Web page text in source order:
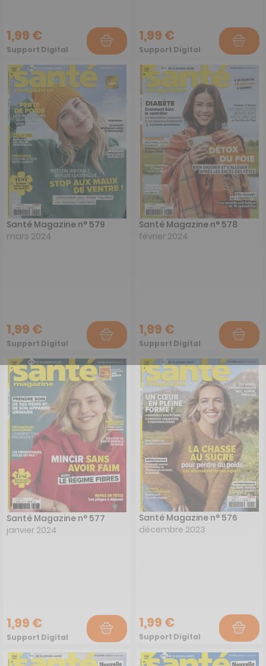
1,99 €
Support Digital
1,99 €
Support Digital
Santé Magazine n° 579
mars 2024
1,99 €
Support Digital
Santé Magazine n° 578
février 2024
1,99 €
Support Digital
Santé Magazine n° 577
janvier 2024
1,99 €
Support Digital
Santé Magazine n° 576
décembre 2023
1,99 €
Support Digital